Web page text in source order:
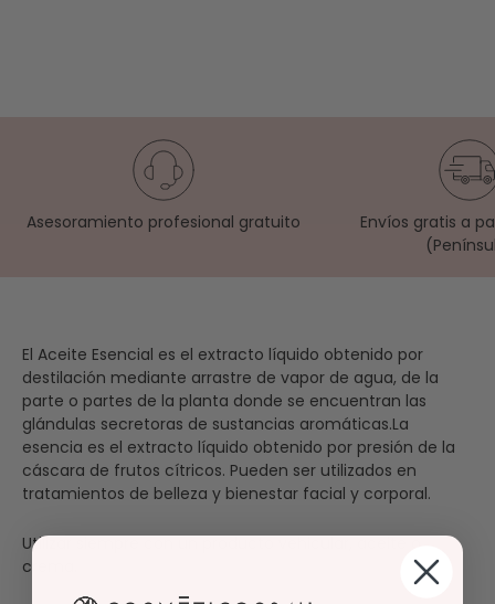
Asesoramiento profesional gratuito
Envíos gratis a
El Aceite Esencial es el extracto líquido obtenido por
destilación mediante arrastre de vapor de agua, de la
parte o partes de la planta donde se encuentran las
glándulas secretoras de sustancias aromáticas.La
esencia es el extracto líquido obtenido por presión de la
cáscara de frutos cítricos. Pueden ser utilizados en
tratamientos de belleza y bienestar facial y corporal.
Utilizar siempre con un producto vehicular, aceite o
crema.